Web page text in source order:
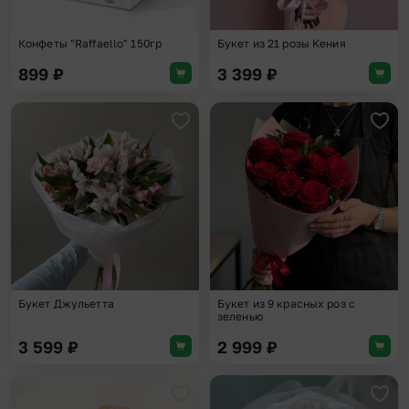
Конфеты "Raffaello" 150гр
899 ₽
Букет из 21 розы Кения
3 399 ₽
Добавить в избранное
Букет Джульетта
3 599 ₽
Букет из 9 красных роз с
зеленью
2 999 ₽